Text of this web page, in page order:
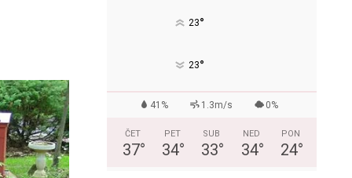
23°
23°
41% 1.3m/s 0%
ČET
37°
PET
34°
SUB
33°
NED
34°
PON
24°